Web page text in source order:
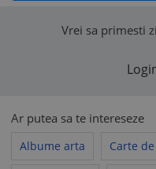
Vrei sa primesti
Ar putea sa te intereseze
Albume arta Carte